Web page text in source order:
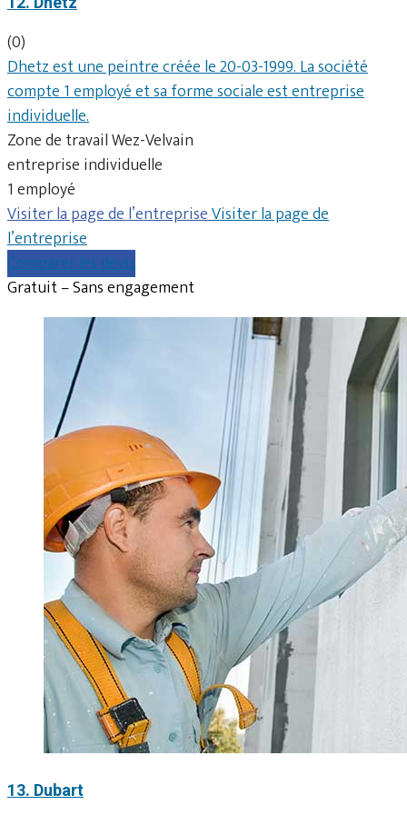
(0)
Dhetz est une peintre créée le 20-03-1999. La société
compte 1 employé et sa forme sociale est entreprise
individuelle.
Zone de travail Wez-Velvain
entreprise individuelle
1 employé
Visiter la page de l’entrepriseVisiter la page de
l’entreprise
Comparer les devis
Gratuit – Sans engagement
13. Dubart